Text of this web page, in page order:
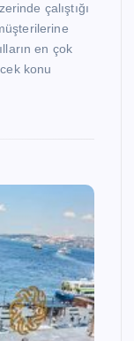
çalıştığı
en çok
konu